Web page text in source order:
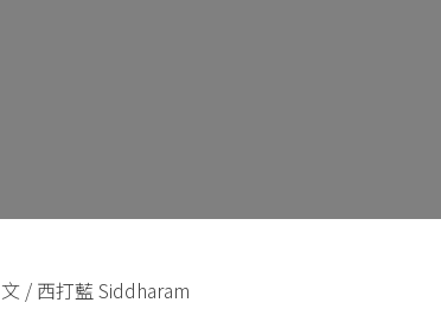
文 / 西打藍 Siddharam